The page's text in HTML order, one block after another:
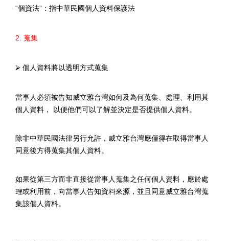
“個資法” ：指中華民國個人資料保護法
2. 蒐集
⮚ 個人資料將以透明方式蒐集
當事人必須被告知威立雅台灣如何及為何蒐集、處理、利用其
個人資料， 以便他們可以了解並決定是否提供個人資料。
除非中華民國法律另行允許，威立雅台灣應僅得在取得當事人
同意後方得蒐集其個人資料。
如果從第三方而非直接從當事人蒐集之任何個人資料，應於處
理或利用前，向當事人告知資料來源，並且同意威立雅台灣蒐
集該個人資料。